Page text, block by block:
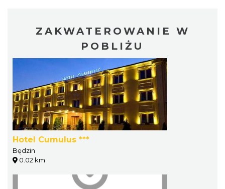
ZAKWATEROWANIE W
POBLIŻU
Hotel Cumulus ***
Będzin
0.02 km